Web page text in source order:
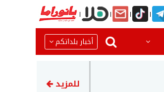
أخبار بلداتكم
ميدالية ذهبية لجولان
للمزيد